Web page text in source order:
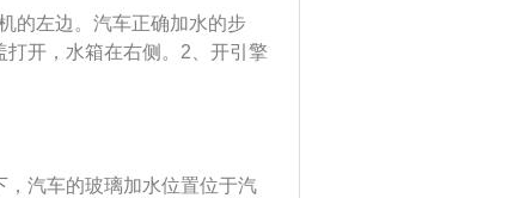
的左边。汽车正确加水的步
开，水箱在右侧。2、开引擎
水或防冻液，加至适量位置。
挡风玻璃洗涤液容器内。如果
汽车的玻璃加水位置位于汽